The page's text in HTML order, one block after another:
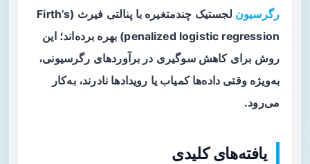
رگرسیون
لجستیک چندمتغیره با پنالتی فیرث (Firth’s
penalized logistic regression) بهره برده‌اند؛ این
روش برای کاهش سوگیری در برآوردهای رگرسیونی،
به‌ویژه وقتی داده‌ها کمیاب یا رویدادها نادرند، به‌کار
می‌رود.
یافته‌های کلیدی